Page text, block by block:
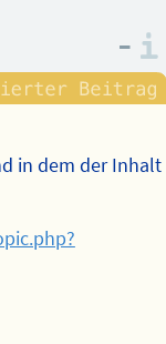
–
in dem der Inhalt